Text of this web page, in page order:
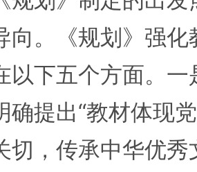
向。《规划》强
以下五个方面。
确提出“教材体现
切，传承中华优